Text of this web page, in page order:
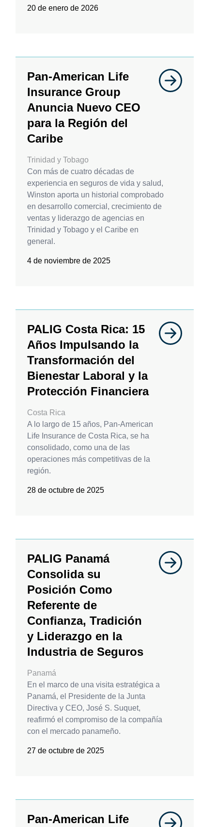
20 de enero de 2026
Pan-American Life
Insurance Group
Anuncia Nuevo CEO
para la Región del
Caribe
Trinidad y Tobago
Con más de cuatro décadas de
experiencia en seguros de vida y salud,
Winston aporta un historial comprobado
en desarrollo comercial, crecimiento de
ventas y liderazgo de agencias en
Trinidad y Tobago y el Caribe en
general.
4 de noviembre de 2025
PALIG Costa Rica: 15
Años Impulsando la
Transformación del
Bienestar Laboral y la
Protección Financiera
Costa Rica
A lo largo de 15 años, Pan-American
Life Insurance de Costa Rica, se ha
consolidado, como una de las
operaciones más competitivas de la
región.
28 de octubre de 2025
PALIG Panamá
Consolida su
Posición Como
Referente de
Confianza, Tradición
y Liderazgo en la
Industria de Seguros
Panamá
En el marco de una visita estratégica a
Panamá, el Presidente de la Junta
Directiva y CEO, José S. Suquet,
reafirmó el compromiso de la compañía
con el mercado panameño.
27 de octubre de 2025
Pan-American Life